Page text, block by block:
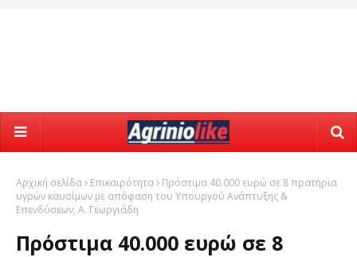
Αρχική σελίδα Επικαιρότητα
Πρόστιμα 40.000 ευρώ σε 8 πρατήρια
υγρών καυσίμων με απόφαση του Υπουργού Ανάπτυξης &
Επενδύσεων, Α. Γεωργιάδη
Πρόστιμα 40.000 ευρώ σε 8